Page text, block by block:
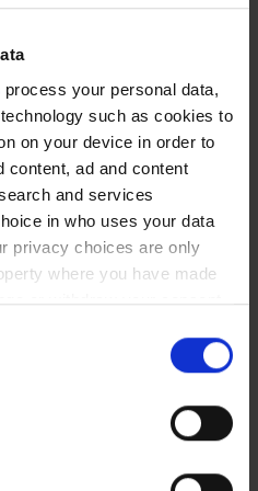
process your personal data,
such as cookies to
on your device in order to
content, ad and content
and services
in who uses your data
privacy choices are only
where you have made
or withdraw your consent
your geographical location
livrer à